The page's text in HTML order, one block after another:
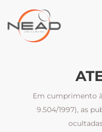
Em cumprimento
9.504/1997), as